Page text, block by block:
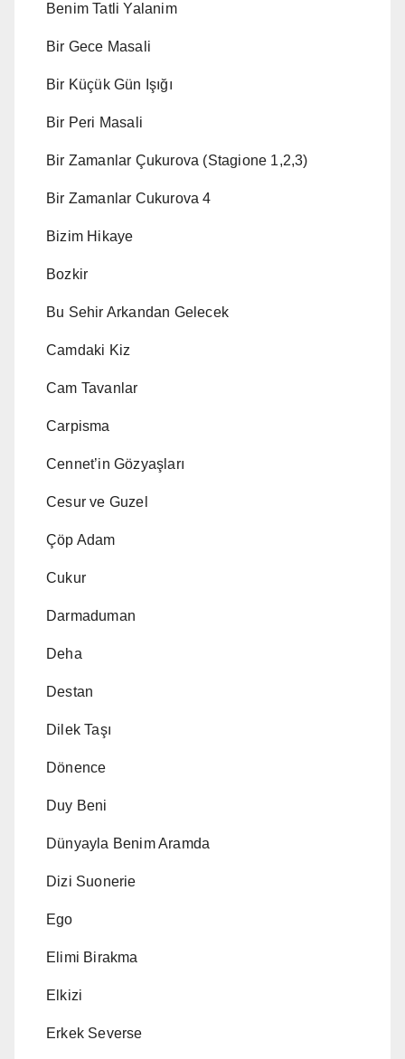
Benim Tatli Yalanim
Bir Gece Masali
Bir Küçük Gün Işığı
Bir Peri Masali
Bir Zamanlar Çukurova (Stagione 1,2,3)
Bir Zamanlar Cukurova 4
Bizim Hikaye
Bozkir
Bu Sehir Arkandan Gelecek
Camdaki Kiz
Cam Tavanlar
Carpisma
Cennet’in Gözyaşları
Cesur ve Guzel
Çöp Adam
Cukur
Darmaduman
Deha
Destan
Dilek Taşı
Dönence
Duy Beni
Dünyayla Benim Aramda
Dizi Suonerie
Ego
Elimi Birakma
Elkizi
Erkek Severse